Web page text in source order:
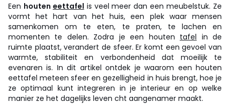
Een houten eettafel is veel meer dan een meubelstuk. Ze
vormt het hart van het huis, een plek waar mensen
samenkomen om te eten, te praten, te lachen en
momenten te delen. Zodra je een houten tafel in de
ruimte plaatst, verandert de sfeer. Er komt een gevoel van
warmte, stabiliteit en verbondenheid dat moeilijk te
evenaren is. In dit artikel ontdek je waarom een houten
eettafel meteen sfeer en gezelligheid in huis brengt, hoe je
ze optimaal kunt integreren in je interieur en op welke
manier ze het dagelijks leven cht aangenamer maakt.